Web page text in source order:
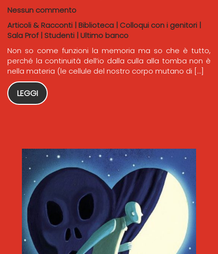
Nessun commento
Articoli & Racconti | Biblioteca | Colloqui con i genitori |
Sala Prof| Studenti | Ultimo banco
Non so come funzioni la memoria ma so che è tutto,
perché la continuità dell’io dalla culla alla tomba non è
nella materia (le cellule del nostro corpo mutano di […]
LEGGI